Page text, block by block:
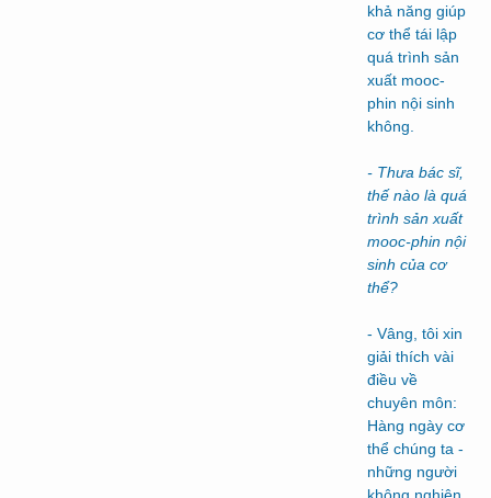
khả năng giúp
cơ thể tái lập
quá trình sản
xuất mooc-
phin nội sinh
không.
- Thưa bác sĩ,
thế nào là quá
trình sản xuất
mooc-phin nội
sinh của cơ
thể?
- Vâng, tôi xin
giải thích vài
điều về
chuyên môn:
Hàng ngày cơ
thể chúng ta -
những người